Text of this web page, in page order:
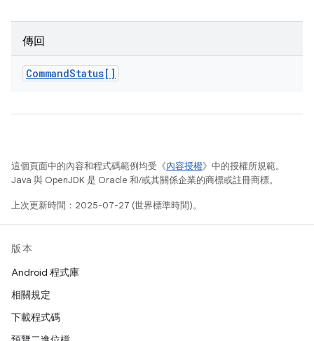
傳回
CommandStatus[]
這個頁面中的內容和程式碼範例均受《內容授權》中的授權所規範。
Java 與 OpenJDK 是 Oracle 和/或其關係企業的商標或註冊商標。
上次更新時間：2025-07-27 (世界標準時間)。
版本
Android 程式庫
相關規定
下載程式碼